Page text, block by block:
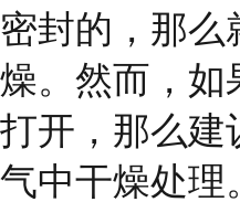
密封的，那么
燥。然而，如
打开，那么建
气中干燥处理